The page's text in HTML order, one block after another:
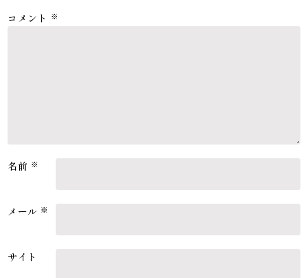
コメント ※
名前 ※
メール ※
サイト